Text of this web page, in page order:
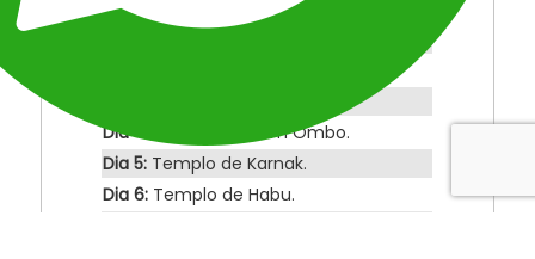
Dia 4:
Templo de Kom Ombo.
Dia 5: Templo de Karnak.
Dia 6: Templo de Habu.